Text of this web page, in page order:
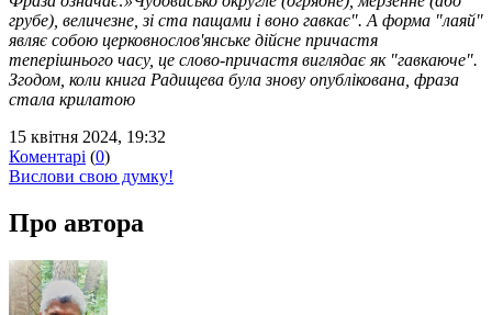
грубе), величезне, зі ста пащами і воно гавкає". А форма "лаяй"
являє собою церковнослов'янське дійсне причастя
теперішнього часу, це слово-причастя виглядає як "гавкаюче".
Згодом, коли книга Радищева була знову опублікована, фраза
стала крилатою
15 квітня 2024, 19:32
Коментарі (0)
Вислови свою думку!
Про автора